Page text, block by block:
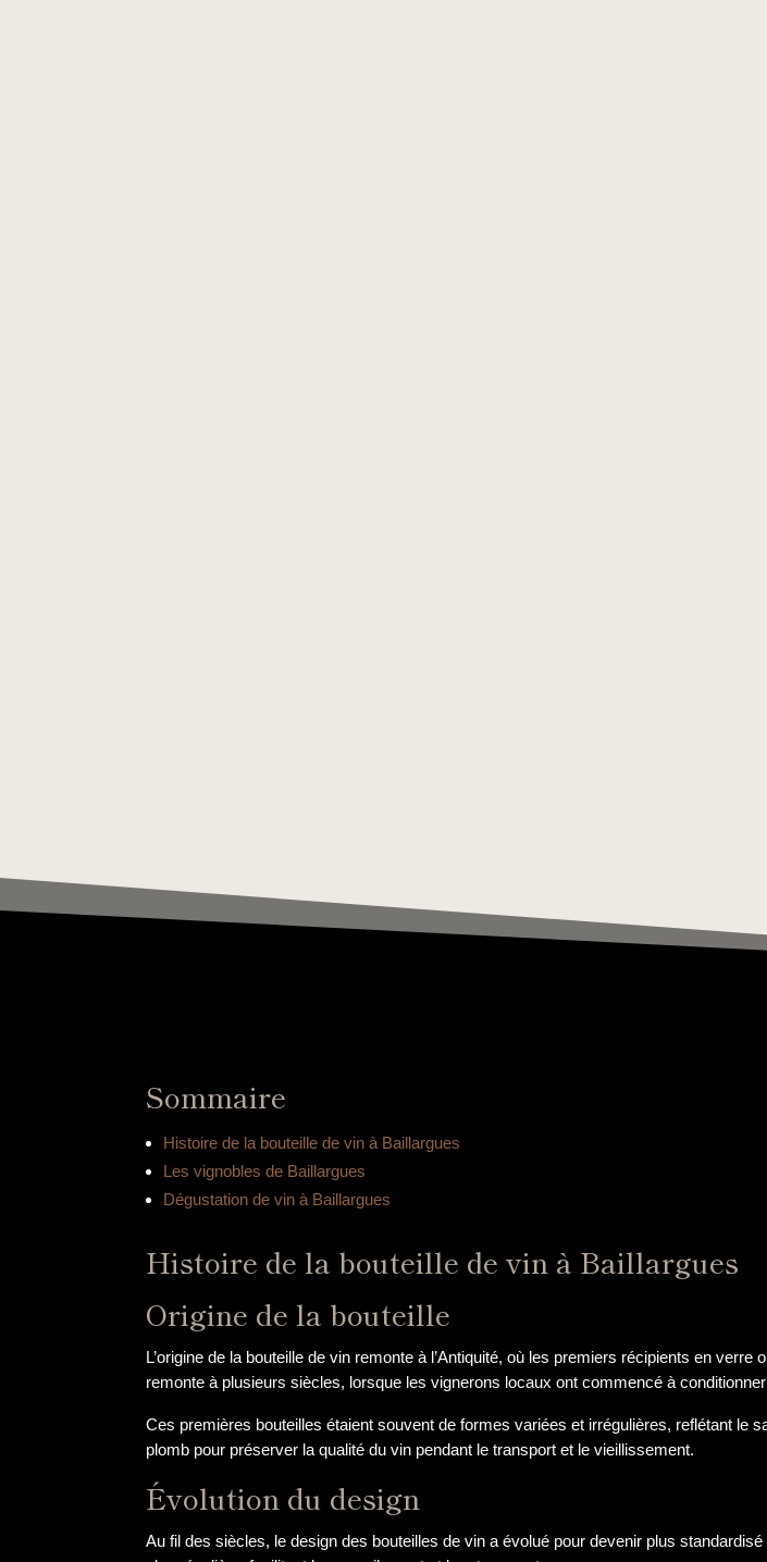
Sommaire
Histoire de la bouteille de vin à Baillargues
Les vignobles de Baillargues
Dégustation de vin à Baillargues
Histoire de la bouteille de vin à Baillargues
Origine de la bouteille
L’origine de la bouteille de vin remonte à l’Antiquité, où les premiers récipients en
remonte à plusieurs siècles, lorsque les vignerons locaux ont commencé à
Ces premières bouteilles étaient souvent de formes variées et irrégulières, reflétant le
plomb pour préserver la qualité du vin pendant le transport et le vieillissement.
Évolution du design
Au fil des siècles, le design des bouteilles de vin a évolué pour devenir plus